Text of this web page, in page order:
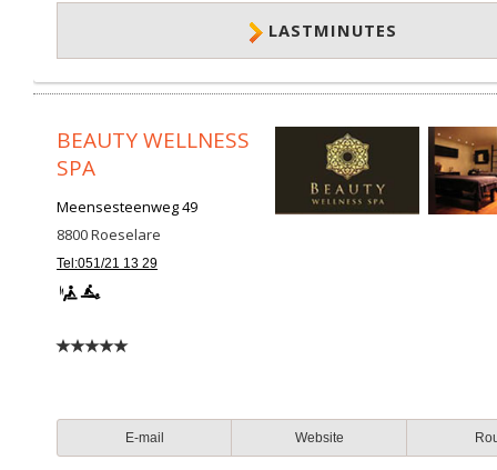
LASTMINUTES
BEAUTY WELLNESS
SPA
Meensesteenweg 49
8800Roeselare
Tel:051/21 13 29
E-mail Website